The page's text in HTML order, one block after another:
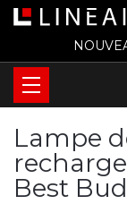
Lampe
Best